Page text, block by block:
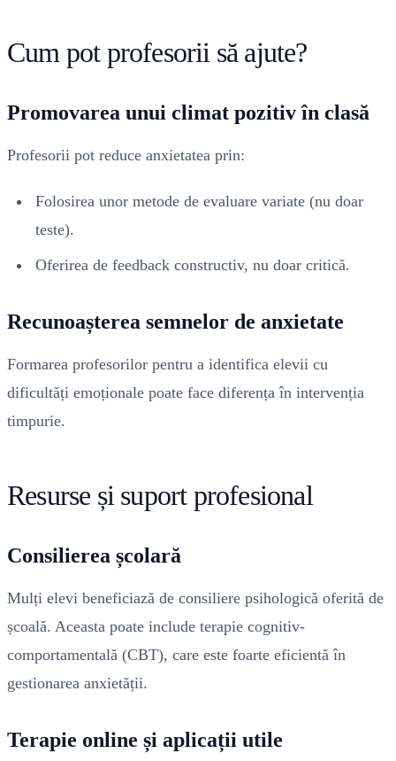
Cum pot profesorii să ajute?
Promovarea unui climat pozitiv în clasă
Profesorii pot reduce anxietatea prin:
Folosirea unor metode de evaluare variate (nu doar
teste).
Oferirea de feedback constructiv, nu doar critică.
Recunoașterea semnelor de anxietate
Formarea profesorilor pentru a identifica elevii cu
dificultăți emoționale poate face diferența în intervenția
timpurie.
Resurse și suport profesional
Consilierea școlară
Mulți elevi beneficiază de consiliere psihologică oferită de
școală. Aceasta poate include terapie cognitiv-
comportamentală (CBT), care este foarte eficientă în
gestionarea anxietății.
Terapie online și aplicații utile